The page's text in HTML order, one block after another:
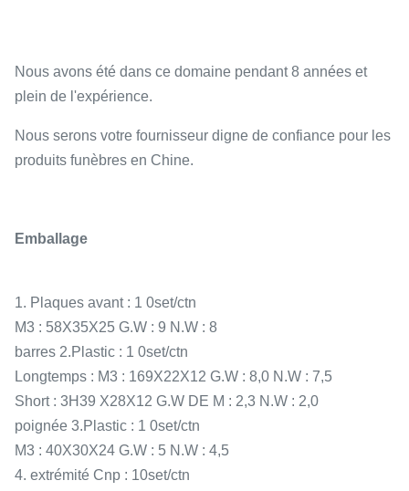
Nous avons été dans ce domaine pendant 8 années et
plein de l'expérience.
Nous serons votre fournisseur digne de confiance pour les
produits funèbres en Chine.
Emballage
1. Plaques avant : 1 0set/ctn
M3 : 58X35X25 G.W : 9 N.W : 8
barres 2.Plastic : 1 0set/ctn
Longtemps : M3 : 169X22X12 G.W : 8,0 N.W : 7,5
Short : 3H39 X28X12 G.W DE M : 2,3 N.W : 2,0
poignée 3.Plastic : 1 0set/ctn
M3 : 40X30X24 G.W : 5 N.W : 4,5
4. extrémité Cnp : 10set/ctn